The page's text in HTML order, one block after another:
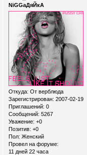
NiGGaДяЙкА
Откуда: От верблюда
Зарегистрирован: 2007-02-19
Приглашений: 0
Сообщений: 5267
Уважение: +0
Позитив: +0
Пол: Женский
Провел на форуме:
11 дней 22 часа